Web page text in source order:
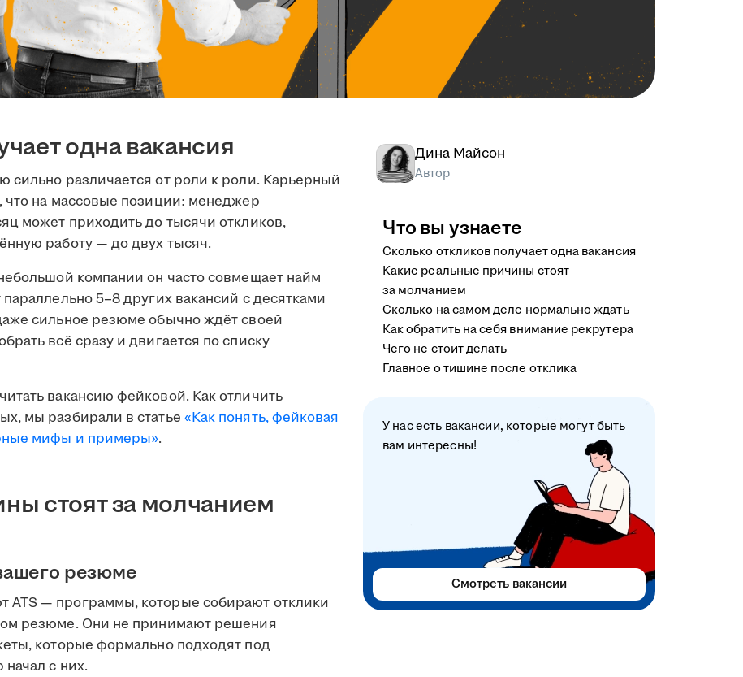
одна вакансия
сильно различается от роли к роли. Карьерный
что на массовые позиции: менеджер
может приходить до тысячи откликов,
работу — до двух тысяч.
компании он часто совмещает найм
5–8 других вакансий с десятками
сильное резюме обычно ждёт своей
всё сразу и двигается по списку
вакансию фейковой. Как отличить
мы разбирали в статье «Как понять, фейковая
мифы и примеры».
стоят за молчанием
резюме
ATS — программы, которые собирают отклики
резюме. Они не принимают решения
которые формально подходят под
с них.
Дина Майсон
Автор
Что вы узнаете
Сколько откликов получает одна вакансия
Какие реальные причины стоят
за молчанием
Сколько на самом деле нормально ждать
Как обратить на себя внимание рекрутера
Чего не стоит делать
Главное о тишине после отклика
У нас есть вакансии, которые могут быть
вам интересны!
Смотреть вакансии